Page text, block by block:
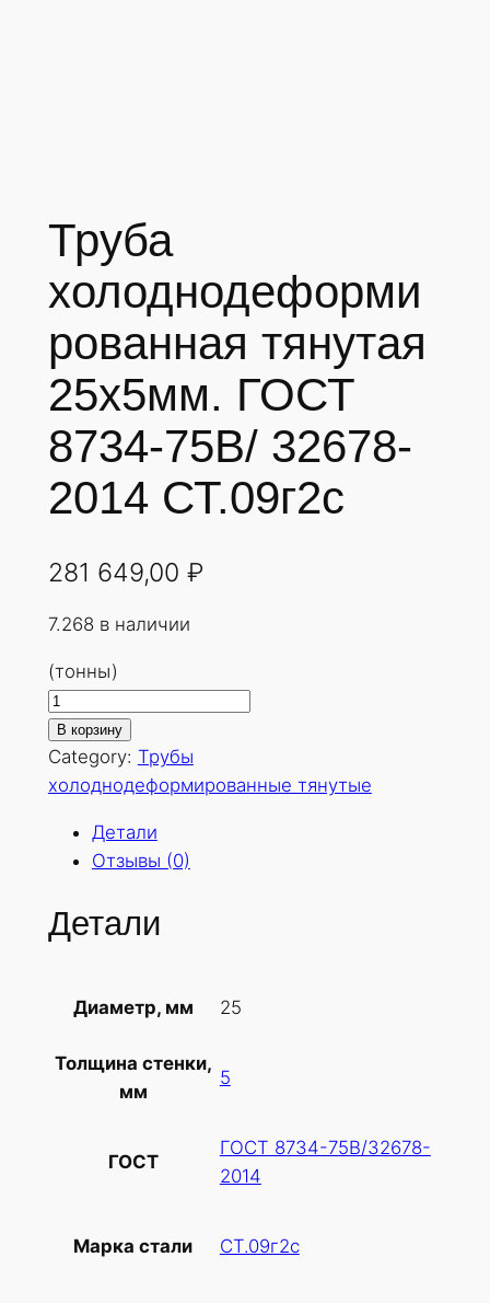
Труба
холоднодеформи
рованная тянутая
25х5мм. ГОСТ
8734-75В/ 32678-
2014 СТ.09г2с
281 649,00 ₽
7.268 в наличии
(тонны)
К
о
л
и
в
В корзину
Category: Трубы
холоднодеформированные тянутые
Детали
Отзывы (0)
Детали
Диаметр, мм 25
Толщина стенки,
мм
5
ГОСТ
ГОСТ 8734-75В/32678-
2014
Марка стали СТ.09г2с